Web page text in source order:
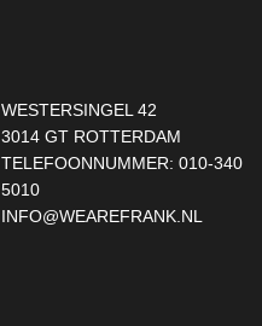
WESTERSINGEL 42
3014 GT ROTTERDAM
TELEFOONNUMMER: 010-340
5010
INFO@WEAREFRANK.NL